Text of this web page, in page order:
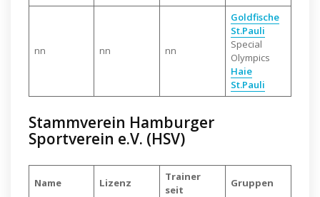
nn nn nn
Goldfische
St.Pauli
Special
Olympics
Haie
St.Pauli
Stammverein Hamburger
Sportverein e.V. (HSV)
Name Lizenz
Trainer
seit
Gruppen